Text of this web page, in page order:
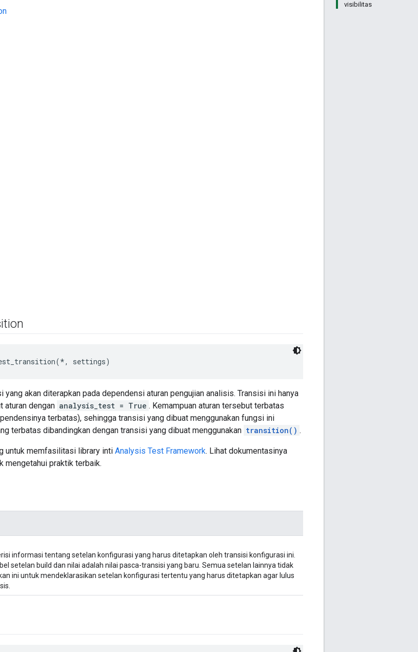
visibilitas
settings)
akan diterapkan pada dependensi aturan pengujian analisis. Transisi ini hanya
aturan dengan analysis_test = True . Kemampuan aturan tersebut terbatas
terbatas), sehingga transisi yang dibuat menggunakan fungsi ini
terbatas dibandingkan dengan transisi yang dibuat menggunakan transition() .
untuk memfasilitasi library inti Analysis Test Framework. Lihat dokumentasinya
mengetahui praktik terbaik.
informasi tentang setelan konfigurasi yang harus ditetapkan oleh transisi konfigurasi ini.
setelan build dan nilai adalah nilai pasca-transisi yang baru. Semua setelan lainnya tidak
ini untuk mendeklarasikan setelan konfigurasi tertentu yang harus ditetapkan agar lulus